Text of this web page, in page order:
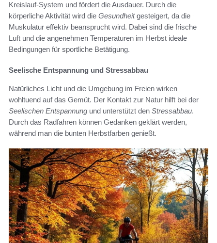
Kreislauf-System und fördert die Ausdauer. Durch die
körperliche Aktivität wird die Gesundheitgesteigert, da die
Muskulatur effektiv beansprucht wird. Dabei sind die frische
Luft und die angenehmen Temperaturen im Herbst ideale
Bedingungen für sportliche Betätigung.
Seelische Entspannung und Stressabbau
Natürliches Licht und die Umgebung im Freien wirken
wohltuend auf das Gemüt. Der Kontakt zur Natur hilft bei der
Seelischen Entspannung und unterstützt den Stressabbau.
Durch das Radfahren können Gedanken geklärt werden,
während man die bunten Herbstfarben genießt.